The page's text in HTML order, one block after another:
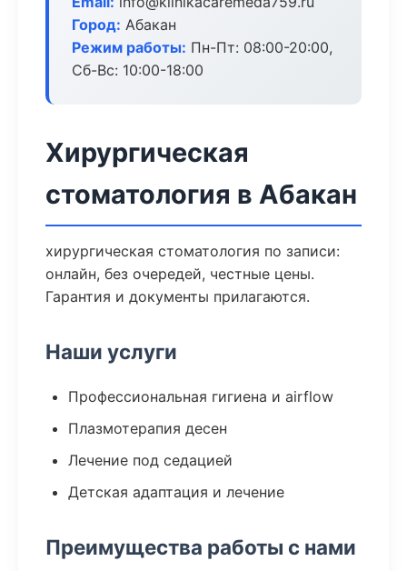
Город: Абакан
Режим работы: Пн-Пт: 08:00-20:00,
Сб-Вс: 10:00-18:00
Хирургическая
стоматология в Абакан
хирургическая стоматология по записи:
онлайн, без очередей, честные цены.
Гарантия и документы прилагаются.
Наши услуги
Профессиональная гигиена и airflow
Плазмотерапия десен
Лечение под седацией
Детская адаптация и лечение
Преимущества работы с нами